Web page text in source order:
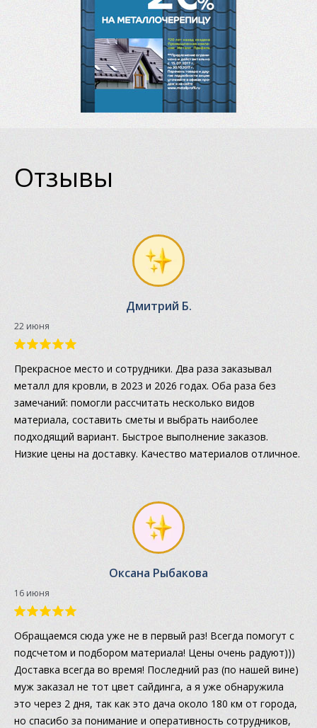
Отзывы
Дмитрий Б.
22 июня
Прекрасное место и сотрудники. Два раза заказывал
металл для кровли, в 2023 и 2026 годах. Оба раза без
замечаний: помогли рассчитать несколько видов
материала, составить сметы и выбрать наиболее
подходящий вариант. Быстрое выполнение заказов.
Низкие цены на доставку. Качество материалов отличное.
Оксана Рыбакова
16 июня
Обращаемся сюда уже не в первый раз! Всегда помогут с
подсчетом и подбором материала! Цены очень радуют)))
Доставка всегда во время! Последний раз (по нашей вине)
муж заказал не тот цвет сайдинга, а я уже обнаружила
это через 2 дня, так как это дача около 180 км от города,
но спасибо за понимание и оперативность сотрудников,